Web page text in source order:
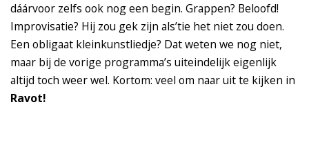
dáárvoor zelfs ook nog een begin. Grappen? Beloofd!
Improvisatie? Hij zou gek zijn als’tie het niet zou doen.
Een obligaat kleinkunstliedje? Dat weten we nog niet,
maar bij de vorige programma’s uiteindelijk eigenlijk
altijd toch weer wel. Kortom: veel om naar uit te kijken in
Ravot!